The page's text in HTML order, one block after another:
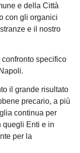
e della Città
con gli organici
e il nostro
specifico
il grande risultato
precario, a più
continua per
quegli Enti e in
per la